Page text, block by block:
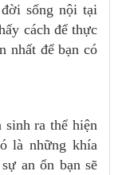
sống nội tại
cách để thực
nhất để bạn có
ra thể hiện
là những khía
an ổn bạn sẽ